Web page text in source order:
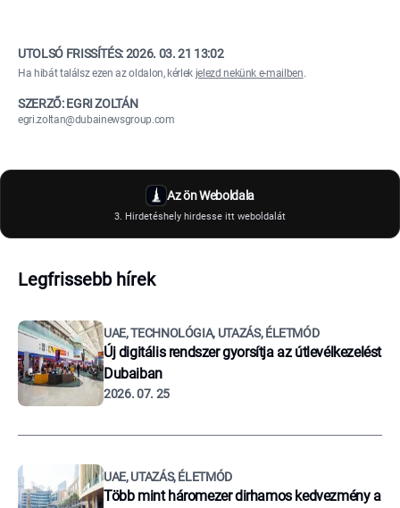
UTOLSÓ FRISSÍTÉS:2026. 03. 21 13:02
Ha hibát találsz ezen az oldalon, kérlek jelezd nekünk e-mailben.
SZERZŐ: EGRI ZOLTÁN
egri.zoltan@dubainewsgroup.com
Az ön Weboldala
3. Hirdetéshely hirdesse itt weboldalát
Legfrissebb hírek
UAE, TECHNOLÓGIA, UTAZÁS, ÉLETMÓD
Új digitális rendszer gyorsítja az útlevélkezelést
Dubaiban
2026. 07. 25
UAE, UTAZÁS, ÉLETMÓD
Több mint háromezer dirhamos kedvezmény a